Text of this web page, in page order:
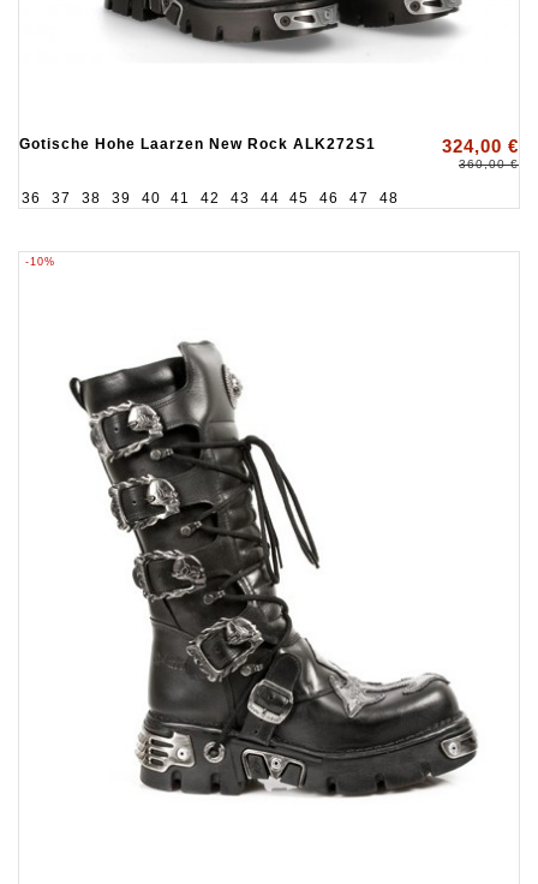
Gotische Hohe Laarzen New Rock ALK272S1 324,00 €
360,00 €
36 37 38 39 40 41 42 43 44 45 46 47 48
-10%